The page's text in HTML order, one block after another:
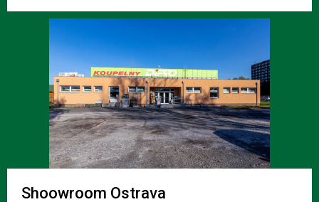
Shoowroom Ostrava